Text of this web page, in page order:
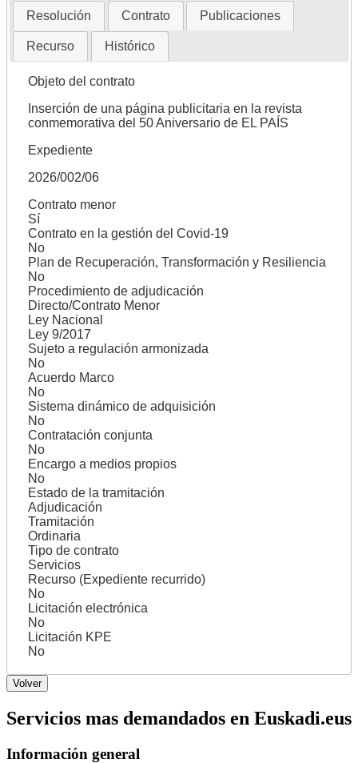
Resolución Contrato Publicaciones
Recurso Histórico
Objeto del contrato
Inserción de una página publicitaria en la revista
conmemorativa del 50 Aniversario de EL PAÍS
Expediente
2026/002/06
Contrato menor
Sí
Contrato en la gestión del Covid-19
No
Plan de Recuperación, Transformación y Resiliencia
No
Procedimiento de adjudicación
Directo/Contrato Menor
Ley Nacional
Ley 9/2017
Sujeto a regulación armonizada
No
Acuerdo Marco
No
Sistema dinámico de adquisición
No
Contratación conjunta
No
Encargo a medios propios
No
Estado de la tramitación
Adjudicación
Tramitación
Ordinaria
Tipo de contrato
Servicios
Recurso (Expediente recurrido)
No
Licitación electrónica
No
Licitación KPE
No
Servicios mas demandados en Euskadi.eus
Información general